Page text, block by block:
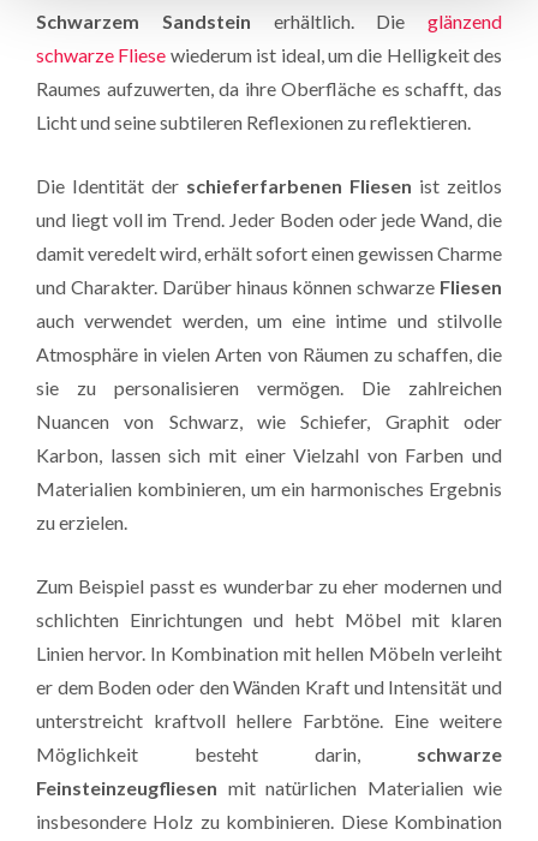
Schwarzem Sandstein erhältlich. Die glänzend
schwarze Fliese wiederum ist ideal, um die Helligkeit des
Raumes aufzuwerten, da ihre Oberfläche es schafft, das
Licht und seine subtileren Reflexionen zu reflektieren.
Die Identität der schieferfarbenen Fliesen ist zeitlos
und liegt voll im Trend. Jeder Boden oder jede Wand, die
damit veredelt wird, erhält sofort einen gewissen Charme
und Charakter. Darüber hinaus können schwarze Fliesen
auch verwendet werden, um eine intime und stilvolle
Atmosphäre in vielen Arten von Räumen zu schaffen, die
sie zu personalisieren vermögen. Die zahlreichen
Nuancen von Schwarz, wie Schiefer, Graphit oder
Karbon, lassen sich mit einer Vielzahl von Farben und
Materialien kombinieren, um ein harmonisches Ergebnis
zu erzielen.
Zum Beispiel passt es wunderbar zu eher modernen und
schlichten Einrichtungen und hebt Möbel mit klaren
Linien hervor. In Kombination mit hellen Möbeln verleiht
er dem Boden oder den Wänden Kraft und Intensität und
unterstreicht kraftvoll hellere Farbtöne. Eine weitere
Möglichkeit besteht darin, schwarze
Feinsteinzeugfliesen mit natürlichen Materialien wie
insbesondere Holz zu kombinieren. Diese Kombination